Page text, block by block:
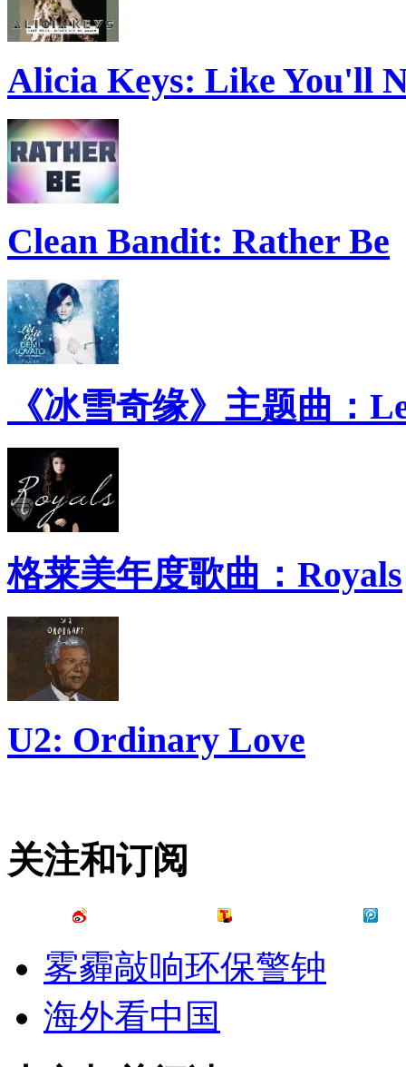
Alicia Keys: Like You'll
Clean Bandit: Rather Be
《冰雪奇缘》主题曲：
格莱美年度歌曲：Royals
U2: Ordinary Love
关注和订阅
雾霾敲响环保警钟
海外看中国